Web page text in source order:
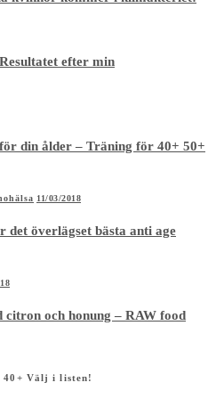
efter min
din ålder – Träning för 40+ 50+
11/03/2018
det överlägset bästa anti age
citron och honung – RAW food
40+ Välj i listen!